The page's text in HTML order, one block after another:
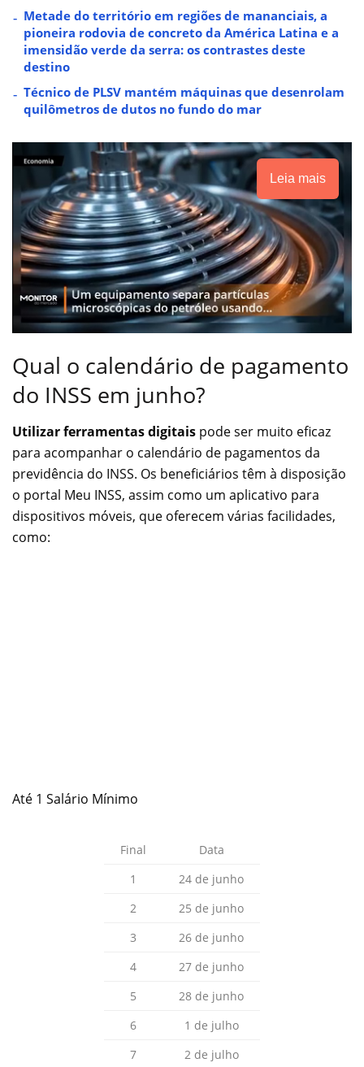
Metade do território em regiões de mananciais, a
pioneira rodovia de concreto da América Latina e a
imensidão verde da serra: os contrastes deste
destino
Técnico de PLSV mantém máquinas que desenrolam
quilômetros de dutos no fundo do mar
Leia mais
Qual o calendário de pagamento
do INSS em junho?
Utilizar ferramentas digitais pode ser muito eficaz
para acompanhar o calendário de pagamentos da
previdência do INSS. Os beneficiários têm à disposição
o portal Meu INSS, assim como um aplicativo para
dispositivos móveis, que oferecem várias facilidades,
como:
Até 1 Salário Mínimo
Final
Data
1
24 de junho
2
25 de junho
3
26 de junho
4
27 de junho
5
28 de junho
6
1 de julho
7
2 de julho